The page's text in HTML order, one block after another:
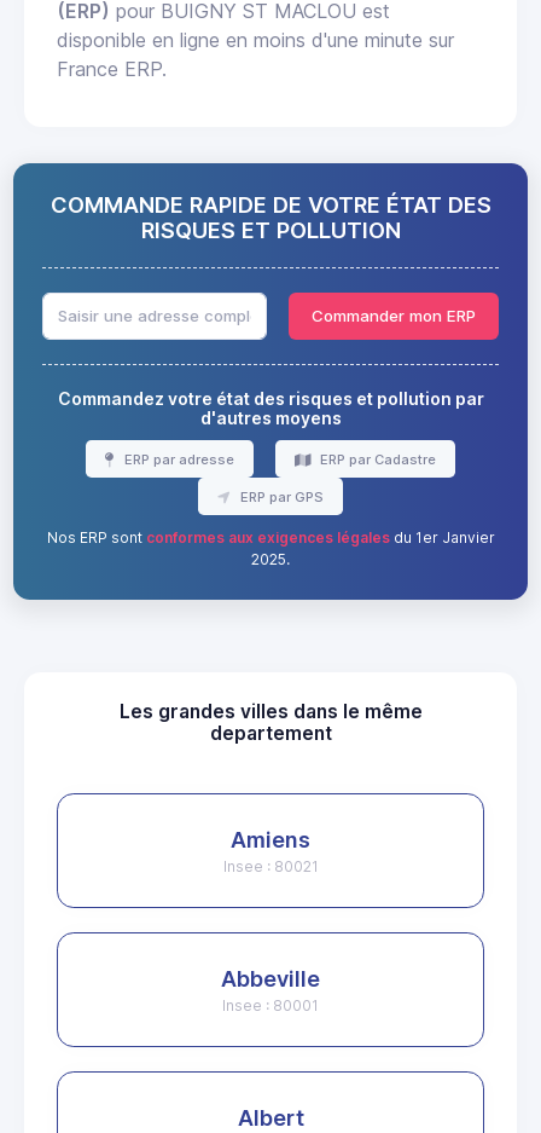
(ERP) pour BUIGNY ST MACLOU est
disponible en ligne en moins d'une minute sur
France ERP.
COMMANDE RAPIDE DE VOTRE ÉTAT DES
RISQUES ET POLLUTION
Commander mon ERP
Commandez votre état des risques et pollution par
d'autres moyens
ERP par adresse ERP par Cadastre
ERP par GPS
Nos ERP sont conformes aux exigences légalesdu 1er Janvier
2025.
Les grandes villes dans le même
departement
Amiens
Insee : 80021
Abbeville
Insee : 80001
Albert